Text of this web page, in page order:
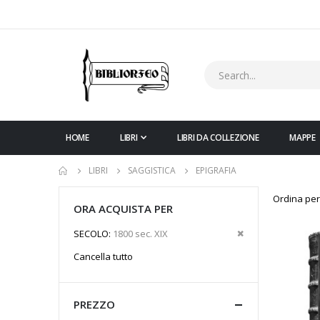
HOME LIBRI LIBRI DA COLLEZIONE MAPPE
LIBRI SAGGISTICA EPIGRAFIA
Ordina per
ORA ACQUISTA PER
SECOLO 1800 sec. XIX
Rimuovi
Cancella tutto
PREZZO